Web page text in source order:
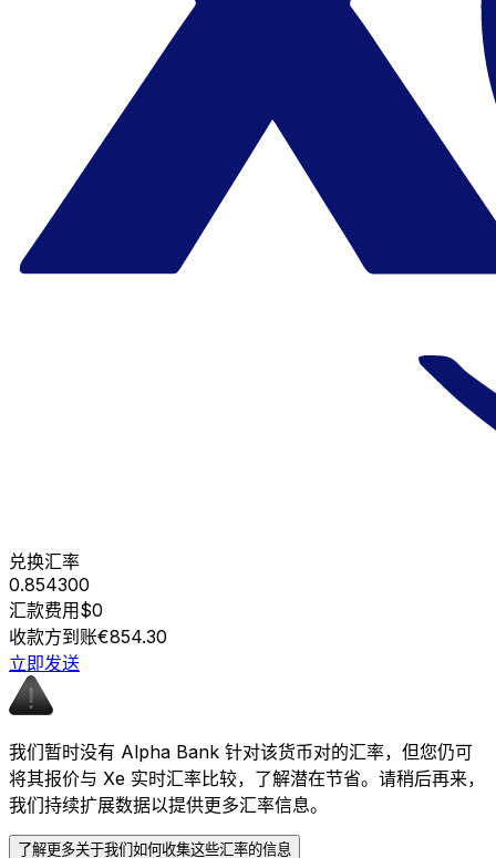
兑换汇率
0.854300
汇款费用$0
收款方到账€854.30
立即发送
我们暂时没有 Alpha Bank 针对该货币对的汇率，但您仍可
将其报价与 Xe 实时汇率比较，了解潜在节省。请稍后再来，
我们持续扩展数据以提供更多汇率信息。
了解更多关于我们如何收集这些汇率的信息